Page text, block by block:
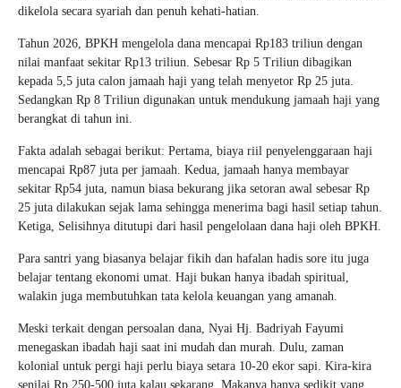
dikelola secara syariah dan penuh kehati-hatian.
Tahun 2026, BPKH mengelola dana mencapai Rp183 triliun dengan
nilai manfaat sekitar Rp13 triliun. Sebesar Rp 5 Triliun dibagikan
kepada 5,5 juta calon jamaah haji yang telah menyetor Rp 25 juta.
Sedangkan Rp 8 Triliun digunakan untuk mendukung jamaah haji yang
berangkat di tahun ini.
Fakta adalah sebagai berikut: Pertama, biaya riil penyelenggaraan haji
mencapai Rp87 juta per jamaah. Kedua, jamaah hanya membayar
sekitar Rp54 juta, namun biasa bekurang jika setoran awal sebesar Rp
25 juta dilakukan sejak lama sehingga menerima bagi hasil setiap tahun.
Ketiga, Selisihnya ditutupi dari hasil pengelolaan dana haji oleh BPKH.
Para santri yang biasanya belajar fikih dan hafalan hadis sore itu juga
belajar tentang ekonomi umat. Haji bukan hanya ibadah spiritual,
walakin juga membutuhkan tata kelola keuangan yang amanah.
Meski terkait dengan persoalan dana, Nyai Hj. Badriyah Fayumi
menegaskan ibadah haji saat ini mudah dan murah. Dulu, zaman
kolonial untuk pergi haji perlu biaya setara 10-20 ekor sapi. Kira-kira
senilai Rp 250-500 juta kalau sekarang. Makanya hanya sedikit yang